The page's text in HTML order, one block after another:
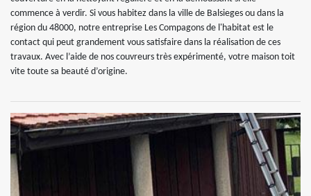
commence à verdir. Si vous habitez dans la ville de Balsieges ou dans la
région du 48000, notre entreprise Les Compagons de l'habitat est le
contact qui peut grandement vous satisfaire dans la réalisation de ces
travaux. Avec l’aide de nos couvreurs très expérimenté, votre maison toit
vite toute sa beauté d’origine.